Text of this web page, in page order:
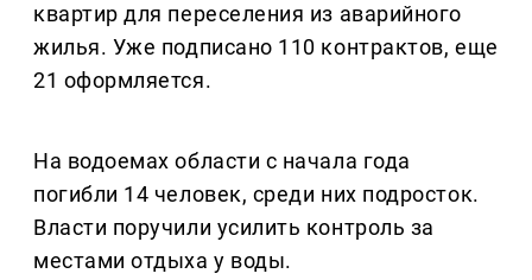
квартир для переселения из аварийного
жилья. Уже подписано 110 контрактов, еще
21 оформляется.
На водоемах области с начала года
погибли 14 человек, среди них подросток.
Власти поручили усилить контроль за
местами отдыха у воды.